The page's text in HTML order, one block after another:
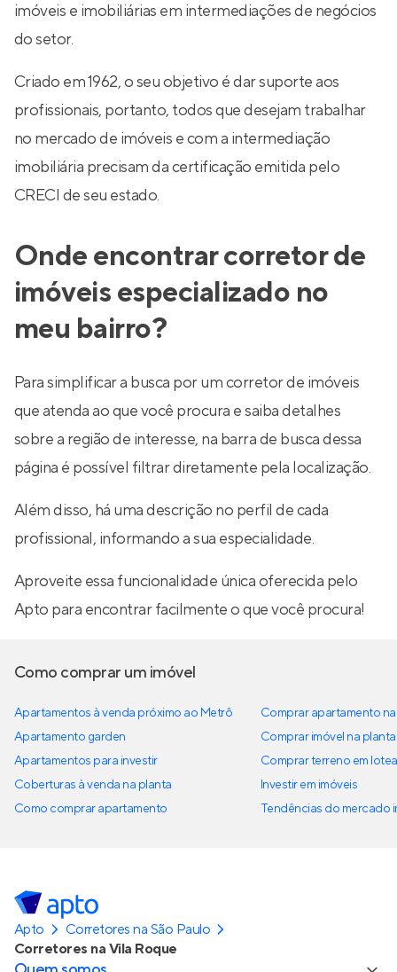
imóveis e imobiliárias em intermediações de negócios
do setor.
Criado em 1962, o seu objetivo é dar suporte aos
profissionais, portanto, todos que desejam trabalhar
no mercado de imóveis e com a intermediação
imobiliária precisam da certificação emitida pelo
CRECI de seu estado.
Onde encontrar corretor de
imóveis especializado no
meu bairro?
Para simplificar a busca por um corretor de imóveis
que atenda ao que você procura e saiba detalhes
sobre a região de interesse, na barra de busca dessa
página é possível filtrar diretamente pela localização.
Além disso, há uma descrição no perfil de cada
profissional, informando a sua especialidade.
Aproveite essa funcionalidade única oferecida pelo
Apto para encontrar facilmente o que você procura!
Como comprar um imóvel
Apartamentos à venda próximo ao Metrô
Apartamento garden
Apartamentos para investir
Coberturas à venda na planta
Como comprar apartamento
Comprar apartamento
Comprar imóvel na planta
Comprar terreno em
Investir em imóveis
Tendências do mercado
Apto
Corretores na São Paulo
Corretores na Vila Roque